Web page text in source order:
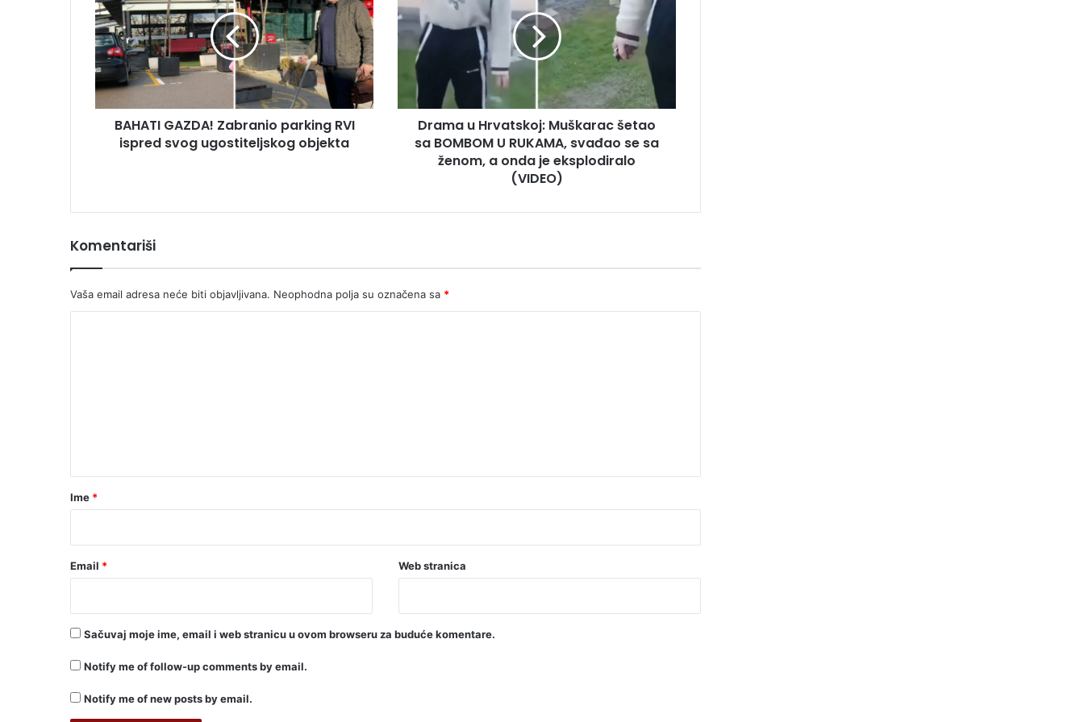
Zabranio
parking
RVI
ispred
svog
ugostiteljskog
objekta
BAHATI GAZDA! Zabranio parking RVI
ispred svog ugostiteljskog objekta
Hrvatskoj:
Muškarac
šetao
BOMBOM
RUKAMA,
svađaoDrama u Hrvatskoj: Muškarac šetao
sa BOMBOM U RUKAMA, svađao se sa
ženom, a onda je eksplodiralo
(VIDEO)
Komentariši
Vaša email adresa neće biti objavljivana. Neophodna polja su označena sa *
rIme *
Email * Web stranica
Sačuvaj moje ime, email i web stranicu u ovom browseru za buduće komentare.
Notify me of follow-up comments by email.
Notify me of new posts by email.